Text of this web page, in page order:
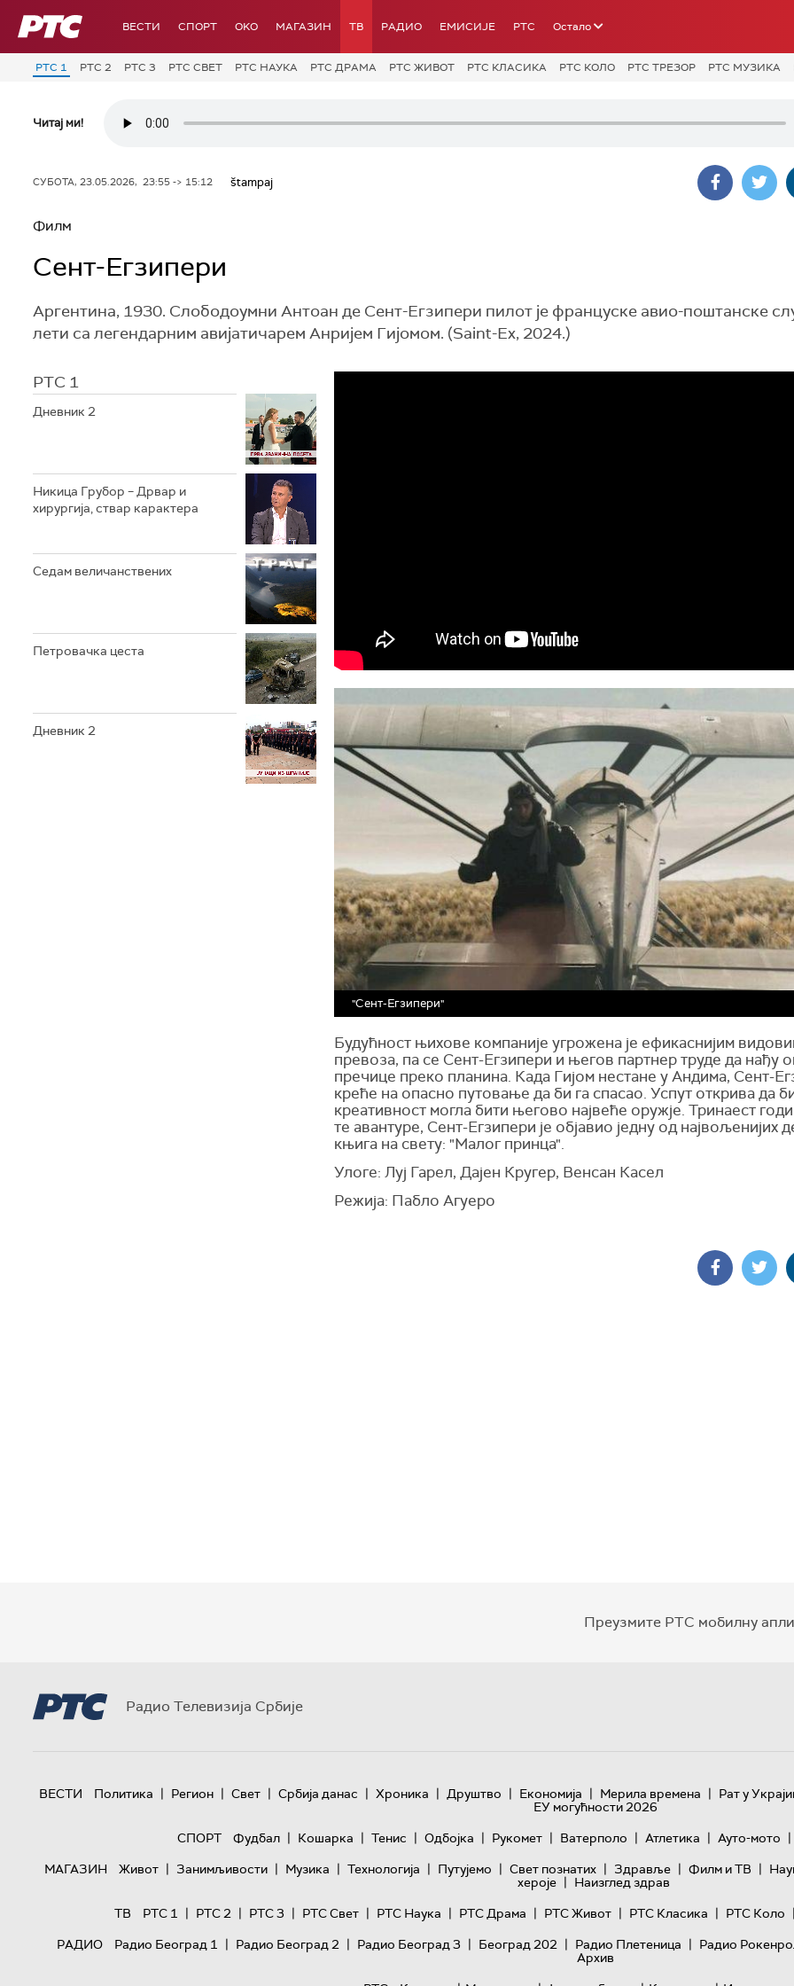
РТС ВЕСТИ СПОРТ OKO МАГАЗИН ТВ РАДИО ЕМИСИЈЕ РТС Остало
РТС 1 РТС 2 РТС 3 РТС СВЕТ РТС НАУКА РТС ДРАМА РТС ЖИВОТ РТС КЛАСИКА РТС КОЛО РТС ТРЕЗОР РТС МУЗИКА
Читај ми!
СУБОТА, 23.05.2026, 23:55 -> 15:12 štampaj
Филм
Сент-Егзипери
Аргентина, 1930. Слободоумни Антоан де Сент-Егзипери пилот је француске авио-поштанске
лети са легендарним авијатичарем Анријем Гијомом. (Saint-Ex, 2024.)
РТС 1
Дневник 2
Никица Грубор – Дрвар и
хирургија, ствар карактера
Седам величанствених
Петровачка цеста
Дневник 2
"Сент-Егзипери"
Будућност њихове компаније угрожена је ефикаснијим
превоза, па се Сент-Егзипери и његов партнер труде да нађу
пречице преко планина. Када Гијом нестане у Андима, Сент-
креће на опасно путовање да би га спасао. Успут открива да
креативност могла бити његово највеће оружје. Тринаест
те авантуре, Сент-Егзипери је објавио једну од највољенијих
књига на свету: "Малог принца".
Улоге: Луј Гарел, Дајен Кругер, Венсан Касел
Режија: Пабло Агуеро
Преузмите РТС мобилну
Радио Телевизија Србије
ВЕСТИ Политика | Регион | Свет | Србија данас | Хроника | Друштво | Економија | Мерила времена | Рат у
ЕУ могућности 2026
СПОРТ
Фудбал | Кошарка | Тенис | Одбојка | Рукомет | Ватерполо | Атлетика | Ауто-мото |
МАГАЗИН
Живот | Занимљивости | Музика | Технологијa | Путујемо | Свет познатих | Здравље | Филм и ТВ |
хероје | Наизглед здрав
ТВ
РТС 1 | РТС 2 | РТС 3 | РТС Свет | РТС Наука | РТС Драма | РТС Живот | РТС Класика | РТС Коло |
РАДИО
Радио Београд 1 | Радио Београд 2 | Радио Београд 3 | Београд 202 | Радио Плетеница | Радио
Архив